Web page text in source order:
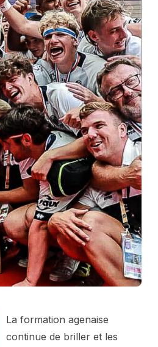
La formation agenaise
continue de briller et les